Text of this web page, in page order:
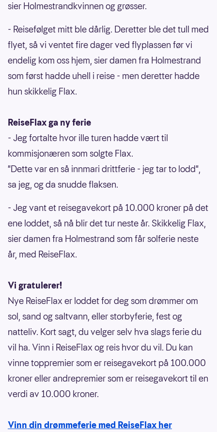
sier Holmestrandkvinnen og grøsser.
- Reisefølget mitt ble dårlig. Deretter ble det tull med
flyet, så vi ventet fire dager ved flyplassen før vi
endelig kom oss hjem, sier damen fra Holmestrand
som først hadde uhell i reise - men deretter hadde
hun skikkelig Flax.
ReiseFlax ga ny ferie
- Jeg fortalte hvor ille turen hadde vært til
kommisjonæren som solgte Flax.
"Dette var en så innmari drittferie - jeg tar to lodd",
sa jeg, og da snudde flaksen.
- Jeg vant et reisegavekort på 10.000 kroner på det
ene loddet, så nå blir det tur neste år. Skikkelig Flax,
sier damen fra Holmestrand som får solferie neste
år, med ReiseFlax.
Vi gratulerer!
Nye ReiseFlax er loddet for deg som drømmer om
sol, sand og saltvann, eller storbyferie, fest og
natteliv. Kort sagt, du velger selv hva slags ferie du
vil ha. Vinn i ReiseFlax og reis hvor du vil. Du kan
vinne toppremier som er reisegavekort på 100.000
kroner eller andrepremier som er reisegavekort til en
verdi av 10.000 kroner.
Vinn din drømmeferie med ReiseFlax her